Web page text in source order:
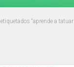
“aprende a tatuar